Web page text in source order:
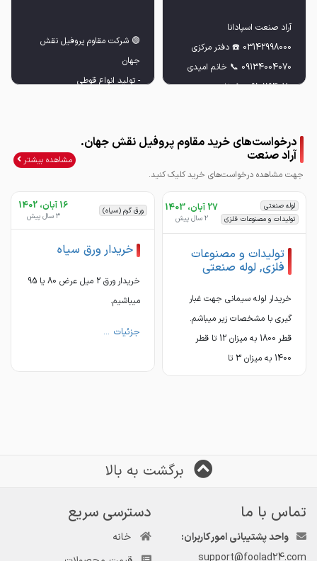
09101194070 📞 خانم موید
🟢 شرکت مقاوم پروفیل نقش
☎ ۰۳۱۴۲۹۹۸۰۰۰ داخلی ۱۰۲
درخواست‌های خرید مقاوم پروفیل نقش جهان.
آراد صنعت
جهت مشاهده درخواست‌های خرید کلیک کنید.
مشاهده بیشتر
لوله صنعتی
تولیدات و مصنوعات فلزی
27 آبان، 1403
2 سال پیش
تولیدات و مصنوعات
فلزی, لوله صنعتی
خریدار لوله سیمانی جهت غبار
گیری با مشخصات زیر میباشم.
قطر 1800 به میزان 12 تا قطر
1400 به میزان 3 تا
ورق گرم (سیاه) 16 آبان، 1402
3 سال پیش
خریدار ورق سیاه
خریدار ورق 2 میل عرض 80 یا 95
میباشیم.
جزئیات ...
برگشت به بالا
تماس با ما
واحد پشتیبانی امور کاربران:
دسترسی سریع
خانه